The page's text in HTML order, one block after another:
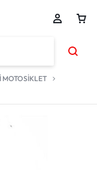
MOTOSİKLET